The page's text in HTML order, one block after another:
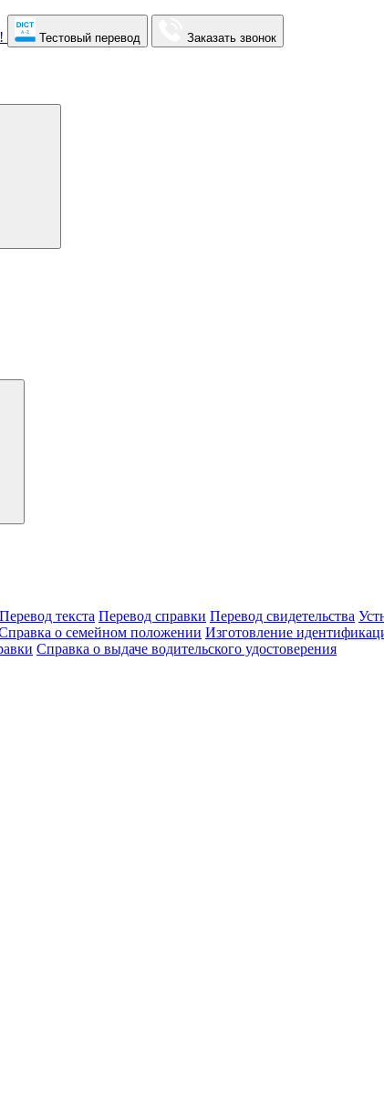
Тестовый перевод Заказать звонок
Перевод текста Перевод справки Перевод свидетельства
о семейном положении Изготовление
Справка о выдаче водительского удостоверения